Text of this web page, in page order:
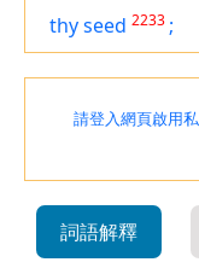
thy seed 2233 ;
請登入網頁啟用私
詞語解釋